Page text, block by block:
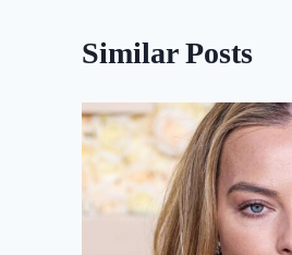
Similar Posts